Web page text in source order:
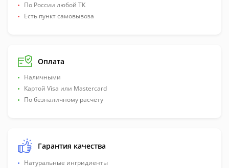
По России любой ТК
Есть пункт самовывоза
Оплата
Наличными
Картой Visa или Mastercard
По безналичному расчёту
Гарантия качества
Натуральные ингридиенты